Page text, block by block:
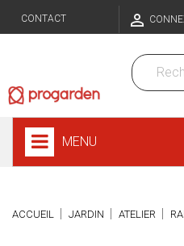
CONTACT 
MENU
ACCUEIL JARDIN ATELIER